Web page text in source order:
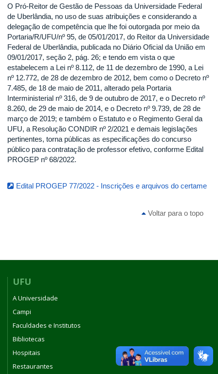
O Pró-Reitor de Gestão de Pessoas da Universidade Federal
de Uberlândia, no uso de suas atribuições e considerando a
delegação de competência que lhe foi outorgada por meio da
Portaria/R/UFU/nº 95, de 05/01/2017, do Reitor da Universidade
Federal de Uberlândia, publicada no Diário Oficial da União em
09/01/2017, seção 2, pág. 26; e tendo em vista o que
estabelecem a Lei nº 8.112, de 11 de dezembro de 1990, a Lei
nº 12.772, de 28 de dezembro de 2012, bem como o Decreto nº
7.485, de 18 de maio de 2011, alterado pela Portaria
Interministerial nº 316, de 9 de outubro de 2017, e o Decreto nº
8.260, de 29 de maio de 2014, e o Decreto nº 9.739, de 28 de
março de 2019; e também o Estatuto e o Regimento Geral da
UFU, a Resolução CONDIR nº 2/2021 e demais legislações
pertinentes, torna públicas as especificações do concurso
público para contratação de professor efetivo, conforme Edital
PROGEP nº 68/2022.
Edital PROGEP 77/2022 - Inscrições e arquivos do certame
Voltar para o topo
UFU
A Universidade
Campi
Faculdades e Institutos
Bibliotecas
Hospitais
Restaurantes